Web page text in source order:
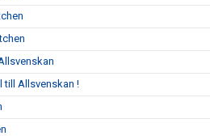
till Allsvenskan !